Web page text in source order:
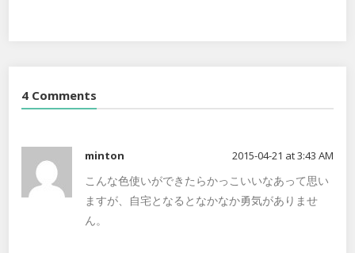
4 Comments
minton 2015-04-21 at 3:43 AM
こんな色使いができたらかっこいいなあって思い
ますが、自宅となるとなかなか勇気がありませ
ん。